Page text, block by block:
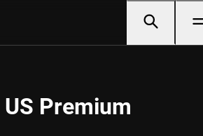
Premium